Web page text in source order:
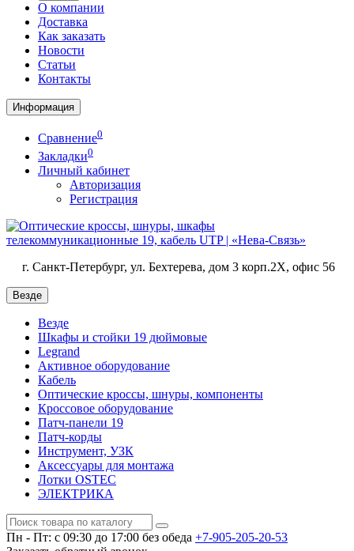
О компании
Доставка
Как заказать
Новости
Статьи
Контакты
Информация
Сравнение0
Закладки0
Личный кабинет
Авторизация
Регистрация
г. Санкт-Петербург, ул. Бехтерева, дом 3 корп.2X, офис 56
Везде
Везде
Шкафы и стойки 19 дюймовые
Legrand
Активное оборудование
Кабель
Оптические кроссы, шнуры, компоненты
Кроссовое оборудование
Патч-панели 19
Патч-корды
Инструмент, УЗК
Аксессуары для монтажа
Лотки OSTEC
ЭЛЕКТРИКА
Пн - Пт: с 09:30 до 17:00 без обеда +7-905-205-20-53